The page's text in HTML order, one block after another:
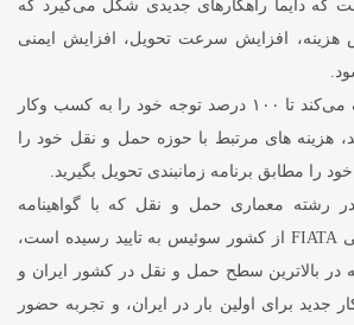
که دایما راهکارهای جدیدی شکل می‌گیرد که
هزینه، افزایش سرعت تحویل، افزایش ایمنی
تخصص ما به شما کمک می‌کند تا ۱۰۰ درصد توجه خود را به کسب وکار
هزینه های مرتبط با حوزه حمل‌ و نقل خود را
را مطابق برنامه زمانبندی تحویل بگیرید.
رشته معماری حمل و نقل که با گواهینامه
FIATA از سازمان جهانی FIATA از کشور سوئیس به تایید رسیده است،
سال سابقه در بالاترین سطح حمل و نقل در کشور ایران و
جدید برای اولین بار در ایران، و تجربه حضور